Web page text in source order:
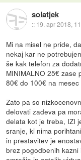
solatjek
:: 19. apr 2018,
Mi na misel ne pride,
nekaj kar ne
še kak telefon za
MINIMALNO 25€
80€ do 100€ na
Zato pa so
delovati zadeva pa
delata kot je treba, IZI
sranje, ki nima
in prestavitev je
brez pogodbenih